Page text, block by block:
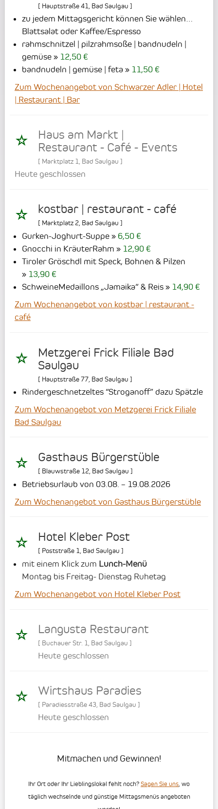
[ Hauptstraße 41 Bad Saulgau ]
zu jedem Mittagsgericht können Sie wählen…
Blattsalat oder Kaffee/Espresso
rahmschnitzel | pilzrahmsoße | bandnudeln |
gemüse
12,50 €
bandnudeln | gemüse | feta
11,50 €
Zum Wochenangebot von Schwarzer Adler | Hotel
| Restaurant | Bar
Haus am Markt |
Restaurant - Café - Events
[ Marktplatz 1, Bad Saulgau ]
Heute geschlossen
kostbar | restaurant - café
[ Marktplatz 2, Bad Saulgau ]
Gurken-Joghurt-Suppe
6,50 €
Gnocchi in KräuterRahm
12,90 €
Tiroler Gröschdl mit Speck, Bohnen & Pilzen
13,90 €
SchweineMedaillons „Jamaika“ & Reis
14,90 €
Zum Wochenangebot von kostbar | restaurant -
café
Metzgerei Frick Filiale Bad
Saulgau
[ Hauptstraße 77 Bad Saulgau ]
Rindergeschnetzeltes “Stroganoff” dazu Spätzle
Zum Wochenangebot von Metzgerei Frick Filiale
Bad Saulgau
Gasthaus Bürgerstüble
[ Blauwstraße 12 Bad Saulgau ]
Betriebsurlaub von 03.08. – 19.08.2026
Zum Wochenangebot von Gasthaus Bürgerstüble
Hotel Kleber Post
[ Poststraße 1 Bad Saulgau ]
mit einem Klick zum Lunch-Menü
Montag bis Freitag- Dienstag Ruhetag
Zum Wochenangebot von Hotel Kleber Post
Langusta Restaurant
[ Buchauer Str. 1 Bad Saulgau ]
Heute geschlossen
Wirtshaus Paradies
[ Paradiesstraße 43, Bad Saulgau ]
Heute geschlossen
Mitmachen und Gewinnen!
Ihr Ort oder Ihr Lieblingslokal fehlt noch? Sagen Sie uns, wo
täglich wechselnde und günstige Mittagsmenüs angeboten